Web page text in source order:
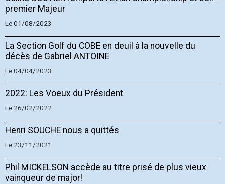
premier Majeur
Le 01/08/2023
La Section Golf du COBE en deuil à la nouvelle du
décès de Gabriel ANTOINE
Le 04/04/2023
2022: Les Voeux du Président
Le 26/02/2022
Henri SOUCHE nous a quittés
Le 23/11/2021
Phil MICKELSON accède au titre prisé de plus vieux
vainqueur de major!